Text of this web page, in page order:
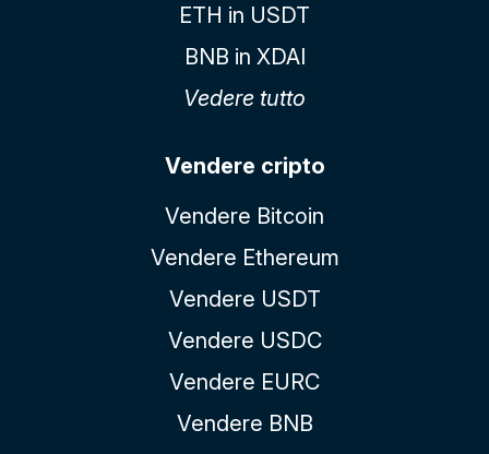
ETH in USDT
BNB in XDAI
Vedere tutto
Vendere cripto
Vendere Bitcoin
Vendere Ethereum
Vendere USDT
Vendere USDC
Vendere EURC
Vendere BNB